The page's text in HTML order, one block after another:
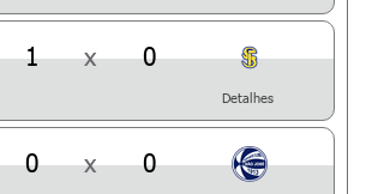
1 x 0
Detalhes
0 x 0